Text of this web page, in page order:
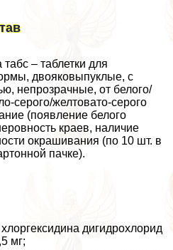
– таблетки для
двояковыпуклые, с
непрозрачные, от белого/
серого/желтовато-серого
(появление белого
краев, наличие
окрашивания (по 10 шт. в
пачке).
дигидрохлорид
мг;